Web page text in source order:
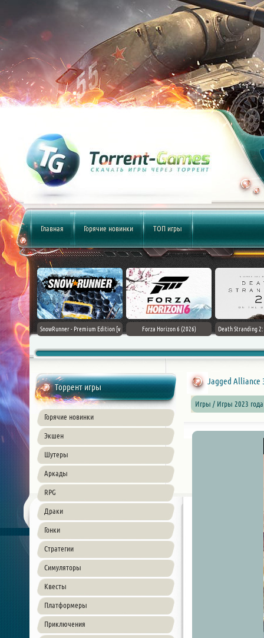
Главная Горячие новинки ТОП игры
Flag
PC
SnowRunner - Premium Edition [v
Forza Horizon 6 (2026) Death Stranding
Торрент игры
Горячие новинки
Экшен
Шутеры
Аркады
RPG
Драки
Гонки
Стратегии
Симуляторы
Квесты
Платформеры
Приключения
Jagged Alliance
Игры / Игры 2023 года